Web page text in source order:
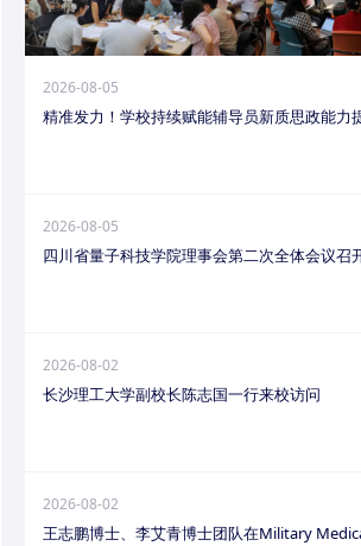
2026-08-05
精准发力！学校持续赋能辅导员新质思政能力
2026-08-05
四川省量子科技学院理事会第二次全体会议召
2026-08-02
长沙理工大学副校长陈志国一行来校访问
2026-08-02
王志鹏博士、李艾青博士团队在Military